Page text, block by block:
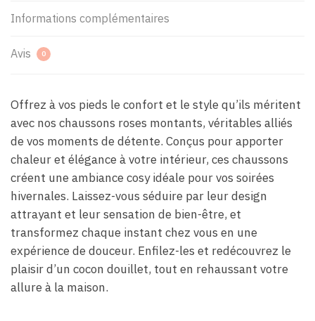
Informations complémentaires
Avis 0
Offrez à vos pieds le confort et le style qu’ils méritent
avec nos chaussons roses montants, véritables alliés
de vos moments de détente. Conçus pour apporter
chaleur et élégance à votre intérieur, ces chaussons
créent une ambiance cosy idéale pour vos soirées
hivernales. Laissez-vous séduire par leur design
attrayant et leur sensation de bien-être, et
transformez chaque instant chez vous en une
expérience de douceur. Enfilez-les et redécouvrez le
plaisir d’un cocon douillet, tout en rehaussant votre
allure à la maison.